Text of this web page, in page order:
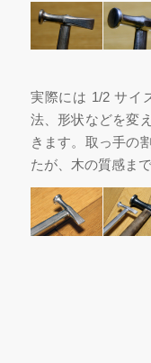
実際には 1/2 サイ
法、形状などを変
きます。取っ手の
たが、木の質感ま